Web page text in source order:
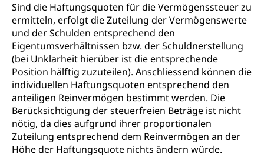
Sind die Haftungsquoten für die Vermögenssteuer zu
ermitteln, erfolgt die Zuteilung der Vermögenswerte
und der Schulden entsprechend den
Eigentumsverhältnissen bzw. der Schuldnerstellung
(bei Unklarheit hierüber ist die entsprechende
Position hälftig zuzuteilen). Anschliessend können die
individuellen Haftungsquoten entsprechend den
anteiligen Reinvermögen bestimmt werden. Die
Berücksichtigung der steuerfreien Beträge ist nicht
nötig, da dies aufgrund ihrer proportionalen
Zuteilung entsprechend dem Reinvermögen an der
Höhe der Haftungsquote nichts ändern würde.